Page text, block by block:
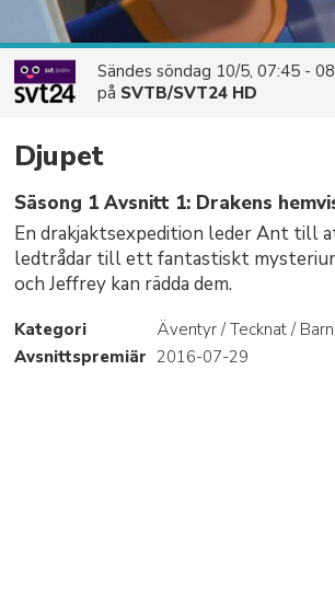
Sändes söndag 10/5, 07:45 -
på SVTB/SVT24 HD
Djupet
Säsong 1 Avsnitt 1: Drakens
En drakjaktsexpedition leder Ant till
ledtrådar till ett fantastiskt
och Jeffrey kan rädda dem.
Kategori
Äventyr / Tecknat / Barn
Avsnittspremiär 2016-07-29